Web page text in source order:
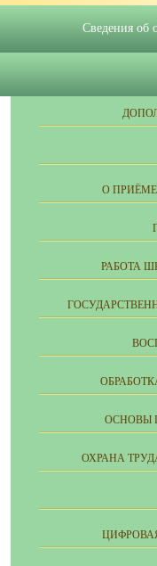
О
РАБОТА
ОСНОВЫ
ОХРАНА
Сведения об